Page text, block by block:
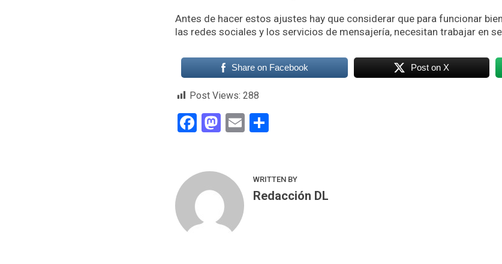
Antes de hacer estos ajustes hay que considerar que para funcionar
las redes sociales y los servicios de mensajería, necesitan trabajar en
Share on Facebook Post on X
Post Views: 288
Facebook
Mastodon
Email
WRITTEN BY
Redacción DL